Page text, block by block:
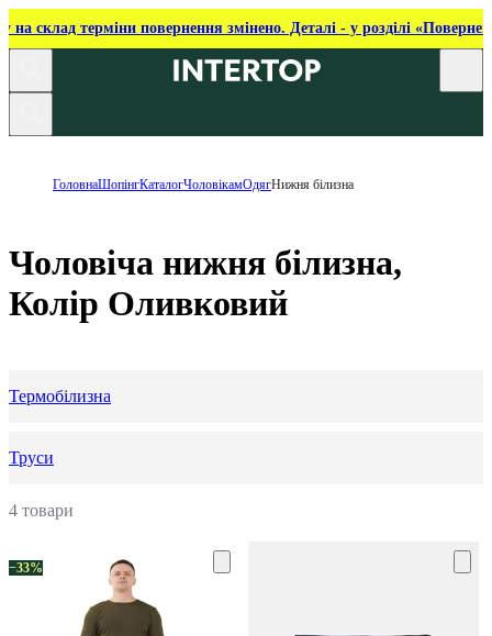
на склад терміни повернення змінено. Деталі - у розділі
ГоловнаШопінгКаталогЧоловікамОдягНижня білизна
Чоловіча нижня білизна,
Колір Оливковий
Термобілизна
Труси
4 товари
−33%